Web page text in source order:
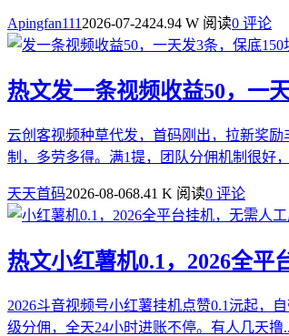
Apingfan111 2026-07-2424.94 W 阅读0 评论
热文发一条视频收益50，一
云创客视频种草代发，首码刚出，拉新奖
制，多劳多得。满1提，团队分佣机制很好
天天首码2026-08-068.41 K 阅读0 评论
热文小红薯机0.1，2026全平
2026斗音视频号小红薯挂机点赞0.1沅起，
级分佣，全天24小时进账不停。有人几天撸